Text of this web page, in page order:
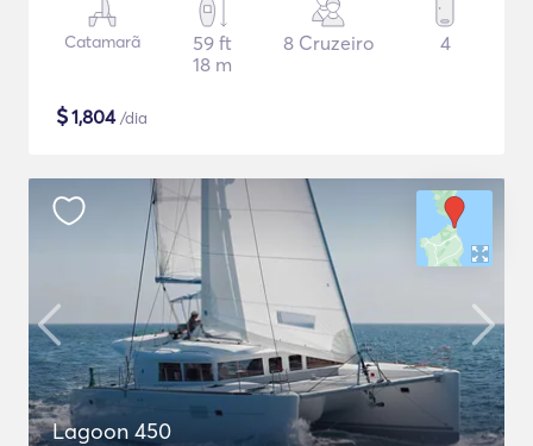
Catamarã
59 ft
18 m
8 Cruzeiro 4
$1,804/dia
Lagoon 450